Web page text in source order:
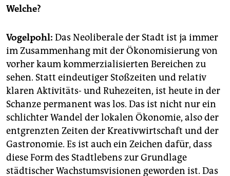
Welche?
Vogelpohl: Das Neoliberale der Stadt ist ja immer
im Zusammenhang mit der Ökonomisierung von
vorher kaum kommerzialisierten Bereichen zu
sehen. Statt eindeutiger Stoßzeiten und relativ
klaren Aktivitäts- und Ruhezeiten, ist heute in der
Schanze permanent was los. Das ist nicht nur ein
schlichter Wandel der lokalen Ökonomie, also der
entgrenzten Zeiten der Kreativwirtschaft und der
Gastronomie. Es ist auch ein Zeichen dafür, dass
diese Form des Stadtlebens zur Grundlage
städtischer Wachstumsvisionen geworden ist. Das